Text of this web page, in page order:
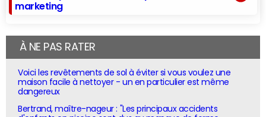
marketing
À NE PAS RATER
Voici les revêtements de sol à éviter si vous voulez une
maison facile à nettoyer - un en particulier est même
dangereux
Bertrand, maître-nageur : "Les principaux accidents